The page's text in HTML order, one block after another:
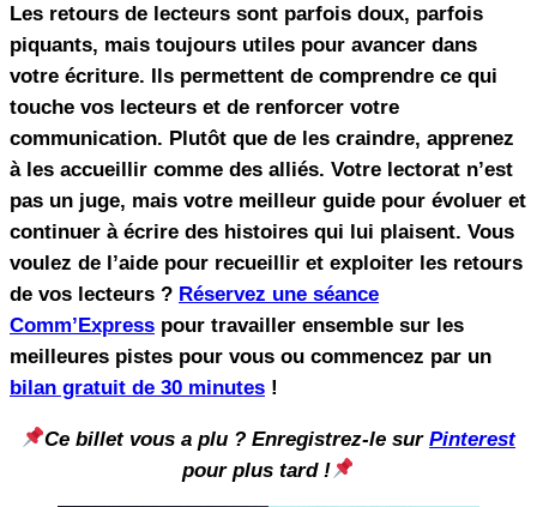
Les retours de lecteurs sont parfois doux, parfois
piquants, mais toujours utiles pour avancer dans
votre écriture. Ils permettent de comprendre ce qui
touche vos lecteurs et de renforcer votre
communication. Plutôt que de les craindre, apprenez
à les accueillir comme des alliés. Votre lectorat n’est
pas un juge, mais votre meilleur guide pour évoluer et
continuer à écrire des histoires qui lui plaisent. Vous
voulez de l’aide pour recueillir et exploiter les retours
de vos lecteurs ? Réservez une séance
Comm’Express pour travailler ensemble sur les
meilleures pistes pour vous ou commencez par un
bilan gratuit de 30 minutes !
Ce billet vous a plu ? Enregistrez-le surPinterest
pour plus tard !